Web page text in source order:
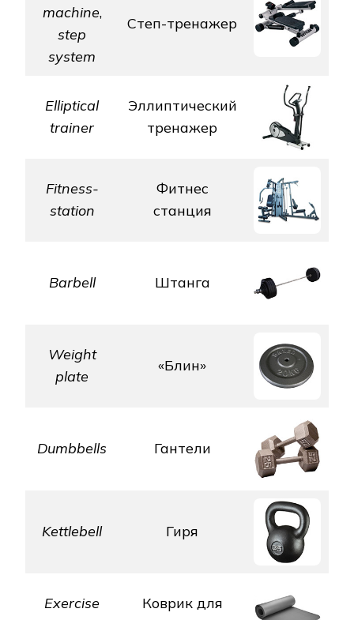
machine,
step
system
Степ-тренажер
Elliptical
trainer
Эллиптический
тренажeр
Fitness-
station
Фитнес
станция
Barbell Штанга
Weight
plate
«Блин»
Dumbbells Гантели
Kettlebell Гиря
Exercise
Коврик для